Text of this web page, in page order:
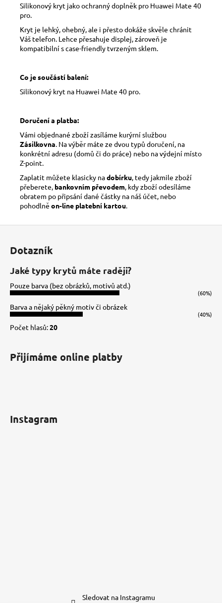
Silikonový kryt jako ochranný doplněk pro Huawei Mate 40
pro.
Kryt je lehký, ohebný, ale i přesto dokáže skvěle chránit
Váš telefon. Lehce přesahuje displej, zároveň je
kompatibilní s case-friendly tvrzeným sklem.
Co je součástí balení:
Silikonový kryt na Huawei Mate 40 pro.
Doručení a platba:
Vámi objednané zboží zasíláme kurýrní službou
Zásilkovna . Na výběr máte ze dvou typů doručení, na
konkrétní adresu (domů či do práce) nebo na výdejní místo
Z-point.
Zaplatit můžete klasicky nadobírku , tedy jakmile zboží
přeberete, bankovním převodem , kdy zboží odesíláme
obratem po připsání dané částky na náš účet, nebo
pohodlně on-line platební kartou
Dotazník
Jaké typy krytů máte raději?
Pouze barva (bez obrázků, motivů atd.)
(60%)
Barva a nějaký pěkný motiv či obrázek
(40%)
Počet hlasů:20
Přijímáme online platby
Instagram
Sledovat na Instagramu